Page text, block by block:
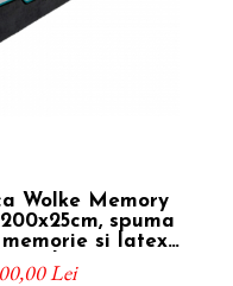
Wolke Memory
spuma
si latex,
antibacterian,
medie
Lei